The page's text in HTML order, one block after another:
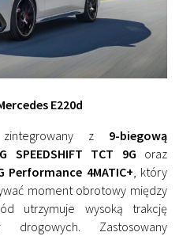
E220d
zintegrowany z 9-biegową
TCT 9G oraz
Performance 4MATIC+, który
moment obrotowy między
utrzymuje wysoką trakcję
Zastosowany